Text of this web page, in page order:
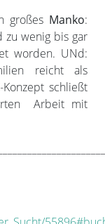
großes Manko:
zu wenig bis gar
worden. UNd:
reicht als
Konzept schließt
Arbeit mit